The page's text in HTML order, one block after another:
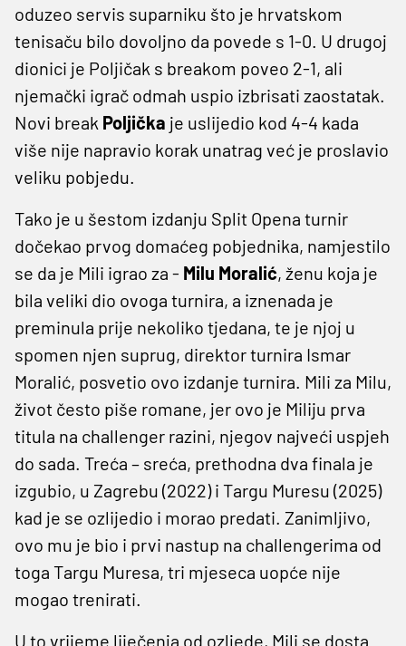
oduzeo servis suparniku što je hrvatskom
tenisaču bilo dovoljno da povede s 1-0. U drugoj
dionici je Poljičak s breakom poveo 2-1, ali
njemački igrač odmah uspio izbrisati zaostatak.
Novi break Poljička je uslijedio kod 4-4 kada
više nije napravio korak unatrag već je proslavio
veliku pobjedu.
Tako je u šestom izdanju Split Opena turnir
dočekao prvog domaćeg pobjednika, namjestilo
se da je Mili igrao za - Milu Moralić, ženu koja je
bila veliki dio ovoga turnira, a iznenada je
preminula prije nekoliko tjedana, te je njoj u
spomen njen suprug, direktor turnira Ismar
Moralić, posvetio ovo izdanje turnira. Mili za Milu,
život često piše romane, jer ovo je Miliju prva
titula na challenger razini, njegov najveći uspjeh
do sada. Treća – sreća, prethodna dva finala je
izgubio, u Zagrebu (2022) i Targu Muresu (2025)
kad je se ozlijedio i morao predati. Zanimljivo,
ovo mu je bio i prvi nastup na challengerima od
toga Targu Muresa, tri mjeseca uopće nije
mogao trenirati.
U to vrijeme liječenja od ozljede, Mili se dosta